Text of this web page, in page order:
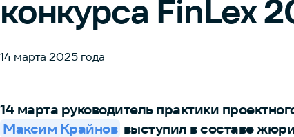
конкурса FinLex
14 марта 2025 года
14 марта руководитель практики
Максим Крайнов выступил в составе